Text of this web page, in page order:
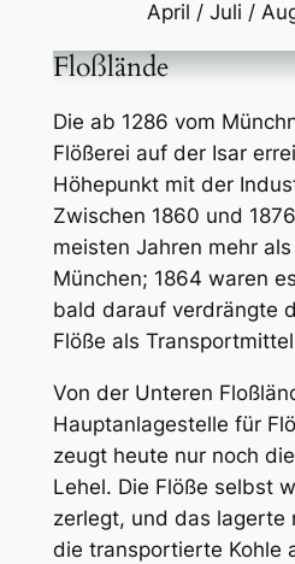
April / Juli /
Floßlände
Die ab 1286 vom
Flößerei auf der Isar
Höhepunkt mit der
Zwischen 1860 und
meisten Jahren mehr
München; 1864 waren
bald darauf verdrängte
Flöße als
Von der Unteren
Hauptanlagestelle für
zeugt heute nur noch
Lehel. Die Flöße selbst
zerlegt, und das lagerte
die transportierte Kohle